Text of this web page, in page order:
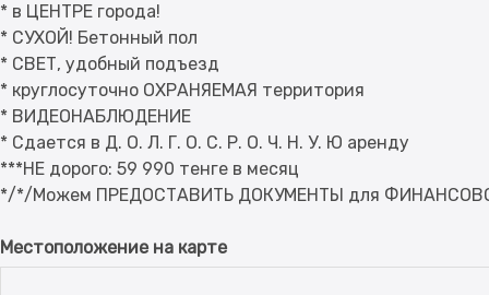
* в ЦEHTPE города!
* СУXOЙ! Бетонный пол
* СВЕТ, удобный подъезд
* круглосуточно ОXРАНЯEМАЯ территория
* ВИДЕОНАБЛЮДЕНИЕ
* Сдается в Д. О. Л. Г. О. С. Р. О. Ч. Н. У. Ю аренду
***НЕ дорого: 59 990 тенге в месяц
Местоположение на карте